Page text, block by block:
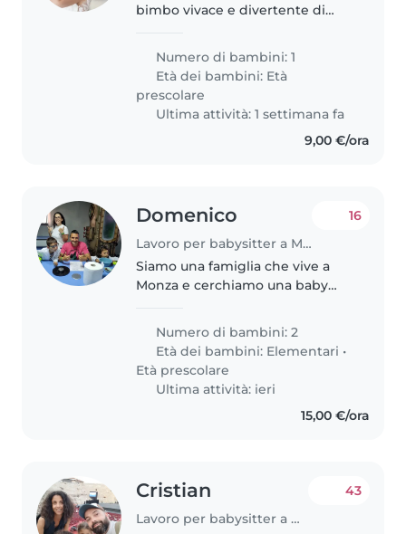
bimbo vivace e divertente di
Abbiamo bisogno di una baby
sitter da settembre/ottobre,
possibilmente automunita, che..
Numero di bambini: 1
Età dei bambini: Età
prescolare
Ultima attività: 1 settimana fa
9,00 €/ora
Domenico
Lavoro per babysitter a Monza
16
Siamo una famiglia che vive a
Monza e cerchiamo una baby
una collaborazione serena e
continuativa.L'impegno è dal
lunedì al venerdì,
indicativamente..
Numero di bambini: 2
Età dei bambini: Elementari •
Età prescolare
Ultima attività: ieri
15,00 €/ora
Cristian
Lavoro per babysitter a Monza
43